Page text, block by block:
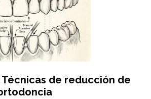
Técnicas de reducción de